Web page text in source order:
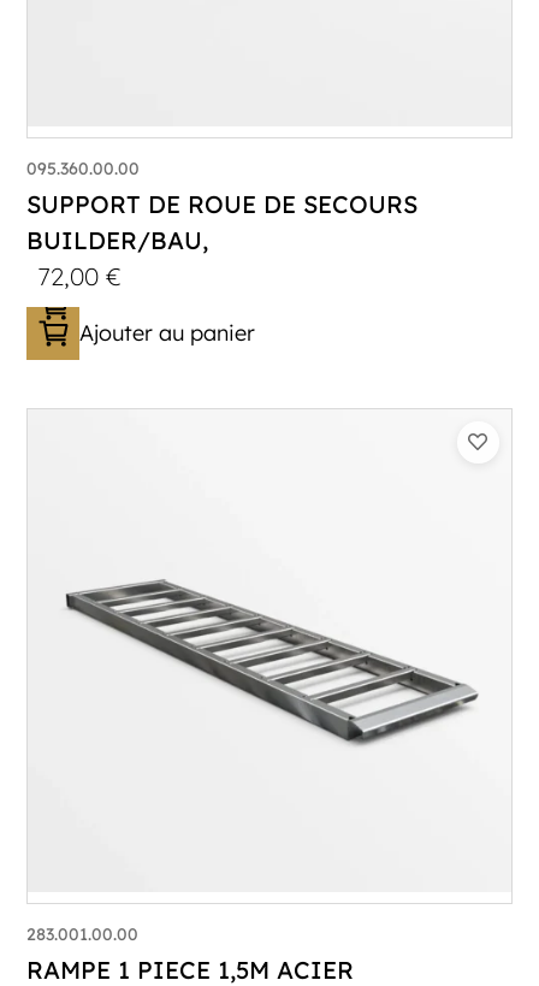
095.360.00.00
SUPPORT DE ROUE DE SECOURS
BUILDER/BAU,
72,00€
Ajouter au panier
283.001.00.00
RAMPE 1 PIECE 1,5M ACIER